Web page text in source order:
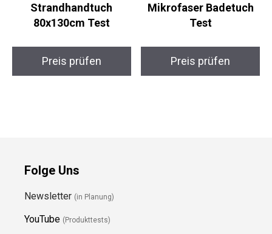
Strandhandtuch
80x130cm Test
Preis prüfen
Mikrofaser Badetuch
Test
Preis prüfen
Folge Uns
Newsletter (in Planung)
YouTube (Produkttests)